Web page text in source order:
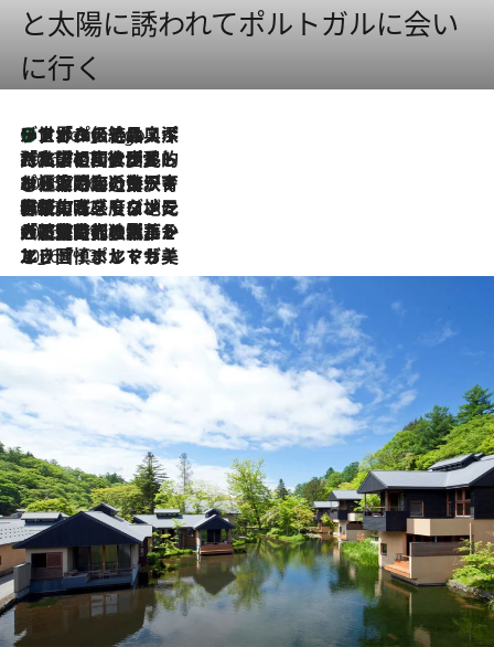
と太陽に誘われてポルトガルに会い
に行く
2 Hours Ago
リスボンの絶品スイーツ「パステル・デ・ナタ」とは？ポルトガル伝統の奥深い世界へ
2026.7.27
「私の祖国はポルトガル語です」国民的詩人フェルナンド・ペソアと、彼が愛した文学の街を歩く
2026.7.26
ポルトガル近海が育む極上の海の幸。キリリと冷えた白ワインと愉しむ、シーフード専門店の贅沢
2026.7.22
伝統の味をモダンに昇華。高感度な地元客が集う、リスボンの最旬ガストロノミー
2026.7.21
大航海時代の栄華から、震災、独裁、そして革命へ。ポルトガル・首都リスボンの石畳に刻まれた「歴史の光と影」
2026.7.13
エッセイ・ヤマザキマリ「慎ましくも美しき国 ポルトガル」